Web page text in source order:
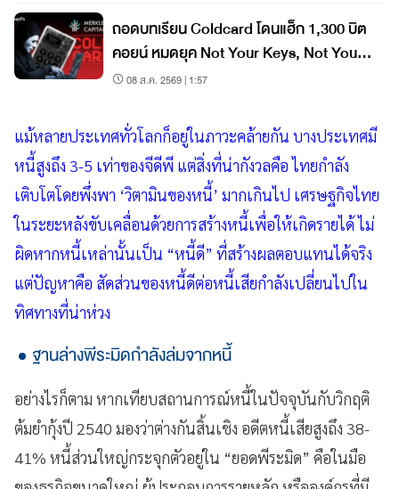
ถอดบทเรียน Coldcard โดนแฮ็ก 1,300 บิต
คอยน์ หมดยุค Not Your Keys, Not Your
Coins?
08 ส.ค. 2569 | 1:57
แม้หลายประเทศทั่วโลกก็อยู่ในภาวะคล้ายกัน บางประเทศมี
หนี้สูงถึง 3-5 เท่าของจีดีพี แต่สิ่งที่น่ากังวลคือ ไทยกำลัง
เติบโตโดยพึ่งพา ‘วิตามินของหนี้’ มากเกินไป เศรษฐกิจไทย
ในระยะหลังขับเคลื่อนด้วยการสร้างหนี้เพื่อให้เกิดรายได้ ไม่
ผิดหากหนี้เหล่านั้นเป็น “หนี้ดี” ที่สร้างผลตอบแทนได้จริง
แต่ปัญหาคือ สัดส่วนของหนี้ดีต่อหนี้เสียกำลังเปลี่ยนไปใน
ทิศทางที่น่าห่วง
ฐานล่างพีระมิดกำลังล่มจากหนี้
อย่างไรก็ตาม หากเทียบสถานการณ์หนี้ในปัจจุบันกับวิกฤติ
ต้มยำกุ้งปี 2540 มองว่าต่างกันสิ้นเชิง อดีตหนี้เสียสูงถึง 38-
41% หนี้ส่วนใหญ่กระจุกตัวอยู่ใน “ยอดพีระมิด” คือในมือ